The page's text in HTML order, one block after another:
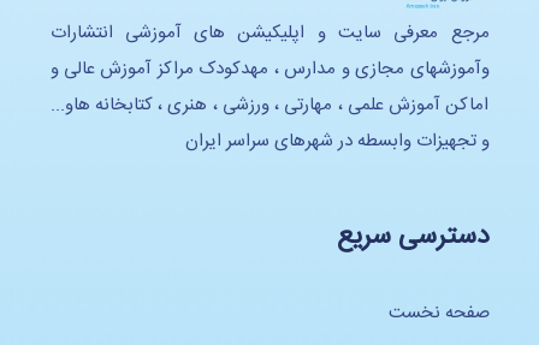
مرجع معرفی سایت و اپلیکیشن های آموزشی انتشارات
وآموزشهای مجازی و مدارس ، مهدکودک مراکز آموزش عالی و
اماکن آموزش علمی ، مهارتی ، ورزشی ، هنری ، کتابخانه هاو...
و تجهیزات وابسطه در شهرهای سراسر ایران
دسترسی سریع
صفحه نخست